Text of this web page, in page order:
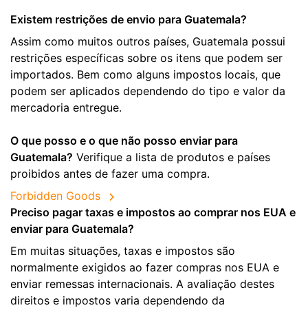
Existem restrições de envio para Guatemala?
Assim como muitos outros países, Guatemala possui
restrições específicas sobre os itens que podem ser
importados. Bem como alguns impostos locais, que
podem ser aplicados dependendo do tipo e valor da
mercadoria entregue.
O que posso e o que não posso enviar para
Guatemala? Verifique a lista de produtos e países
proibidos antes de fazer uma compra.
Forbidden Goods
Preciso pagar taxas e impostos ao comprar nos EUA e
enviar para Guatemala?
Em muitas situações, taxas e impostos são
normalmente exigidos ao fazer compras nos EUA e
enviar remessas internacionais. A avaliação destes
direitos e impostos varia dependendo da